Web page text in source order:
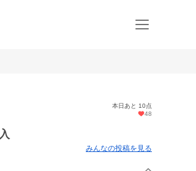
本日あと 10点
48
入
みんなの投稿を見る